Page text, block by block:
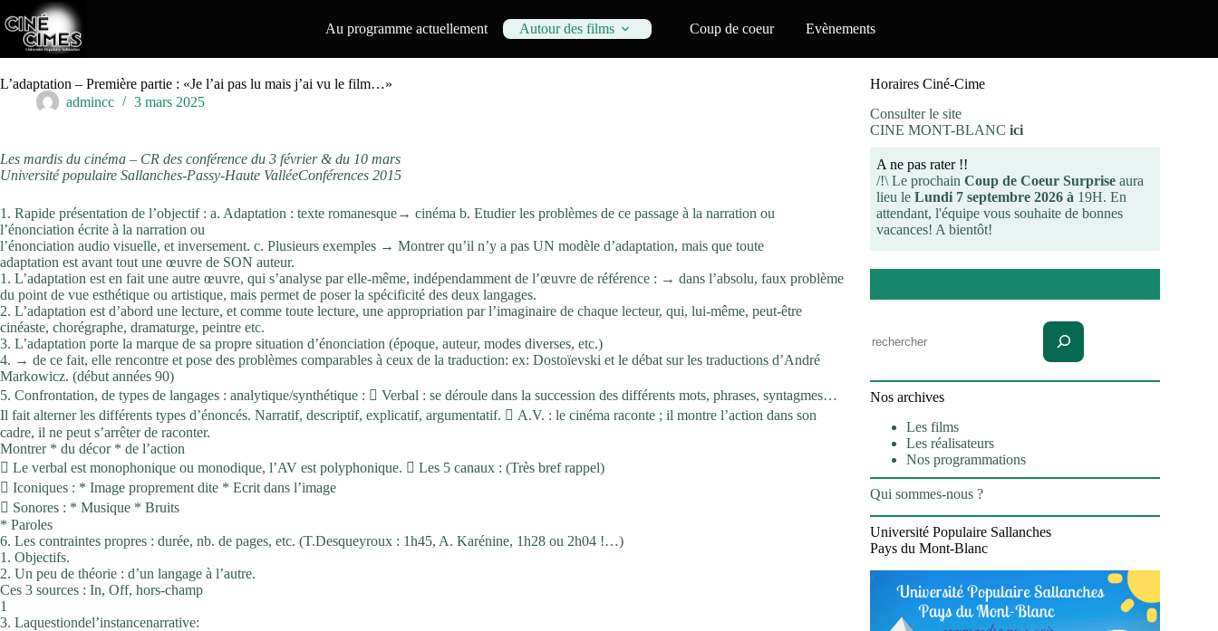
au
contenu
Au programme actuellement Autour des films Coup de coeur Evènements
L’adaptation – Première partie : «Je l’ai pas lu mais j’ai vu le film…»
admincc
3 mars 2025
Les mardis du cinéma – CR des conférence du 3 février & du 10 mars
Université populaire Sallanches-Passy-Haute ValléeConférences 2015
1. Rapide présentation de l’objectif : a. Adaptation : texte romanesque→ cinéma b. Etudier les problèmes de ce passage à la narration ou
l’énonciation écrite à la narration ou
l’énonciation audio visuelle, et inversement. c. Plusieurs exemples → Montrer qu’il n’y a pas UN modèle d’adaptation, mais que toute
adaptation est avant tout une œuvre de SON auteur.
1. L’adaptation est en fait une autre œuvre, qui s’analyse par elle-même, indépendamment de l’œuvre de référence : → dans l’absolu, faux problème
du point de vue esthétique ou artistique, mais permet de poser la spécificité des deux langages.
2. L’adaptation est d’abord une lecture, et comme toute lecture, une appropriation par l’imaginaire de chaque lecteur, qui, lui-même, peut-être
cinéaste, chorégraphe, dramaturge, peintre etc.
3. L’adaptation porte la marque de sa propre situation d’énonciation (époque, auteur, modes diverses, etc.)
4. → de ce fait, elle rencontre et pose des problèmes comparables à ceux de la traduction: ex: Dostoïevski et le débat sur les traductions d’André
Markowicz. (début années 90)
5. Confrontation, de types de langages : analytique/synthétique :  Verbal : se déroule dans la succession des différents mots, phrases, syntagmes…
Il fait alterner les différents types d’énoncés. Narratif, descriptif, explicatif, argumentatif.  A.V. : le cinéma raconte ; il montre l’action dans son
cadre, il ne peut s’arrêter de raconter.
Montrer * du décor * de l’action
 Le verbal est monophonique ou monodique, l’AV est polyphonique.  Les 5 canaux : (Très bref rappel)
 Iconiques : * Image proprement dite * Ecrit dans l’image
 Sonores : * Musique * Bruits
* Paroles
6. Les contraintes propres : durée, nb. de pages, etc. (T.Desqueyroux : 1h45, A. Karénine, 1h28 ou 2h04 !…)
1. Objectifs.
2. Un peu de théorie : d’un langage à l’autre.
Ces 3 sources : In, Off, hors-champ
1
3. Laquestiondel’instancenarrative:
Horaires Ciné-Cime
Consulter le site
CINE MONT-BLANC ici
A ne pas rater !!
/!\ Le prochain Coup de Coeur Surprise aura
lieu le Lundi 7 septembre 2026 à 19H. En
attendant, l'équipe vous souhaite de bonnes
vacances! A bientôt!
Nos archives
Les films
Les réalisateurs
Nos programmations
Qui sommes-nous ?
Université Populaire Sallanches
Pays du Mont-Blanc